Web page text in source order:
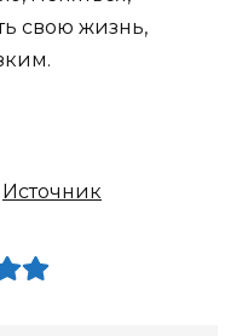
свою жизнь,
Источник